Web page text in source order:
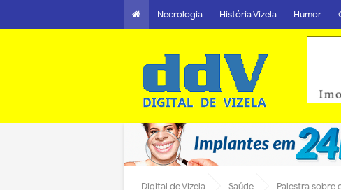
Necrologia História Vizela Humor
Digital de Vizela Saúde Palestra sobre